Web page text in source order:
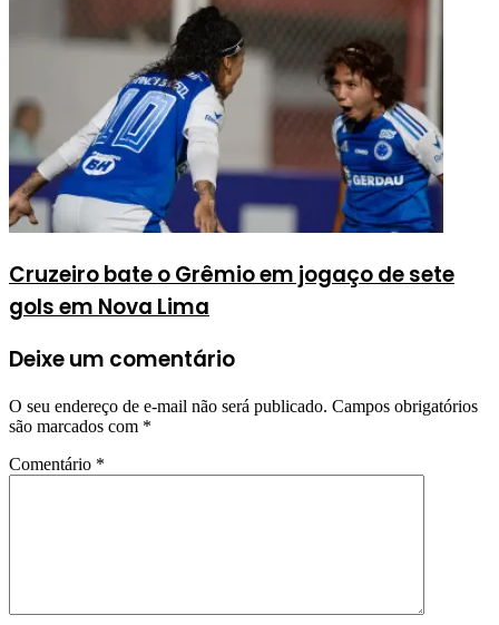
Cruzeiro bate o Grêmio em jogaço de sete
gols em Nova Lima
Deixe um comentário
O seu endereço de e-mail não será publicado. Campos obrigatórios
são marcados com *
Comentário *